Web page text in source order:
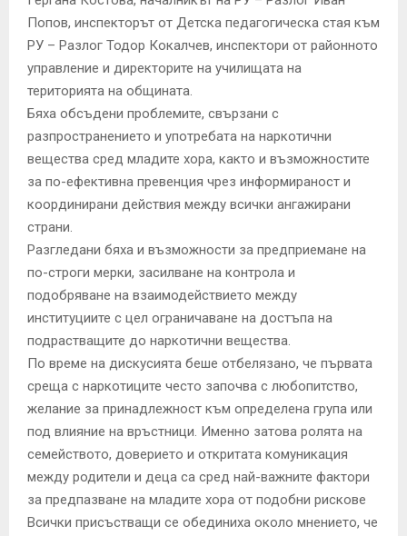
Попов, инспекторът от Детска педагогическа стая към
РУ – Разлог Тодор Кокалчев, инспектори от районното
управление и директорите на училищата на
територията на общината.
Бяха обсъдени проблемите, свързани с
разпространението и употребата на наркотични
вещества сред младите хора, както и възможностите
за по-ефективна превенция чрез информираност и
координирани действия между всички ангажирани
страни.
Разгледани бяха и възможности за предприемане на
по-строги мерки, засилване на контрола и
подобряване на взаимодействието между
институциите с цел ограничаване на достъпа на
подрастващите до наркотични вещества.
По време на дискусията беше отбелязано, че първата
среща с наркотиците често започва с любопитство,
желание за принадлежност към определена група или
под влияние на връстници. Именно затова ролята на
семейството, доверието и откритата комуникация
между родители и деца са сред най-важните фактори
за предпазване на младите хора от подобни рискове
Всички присъстващи се обединиха около мнението, че